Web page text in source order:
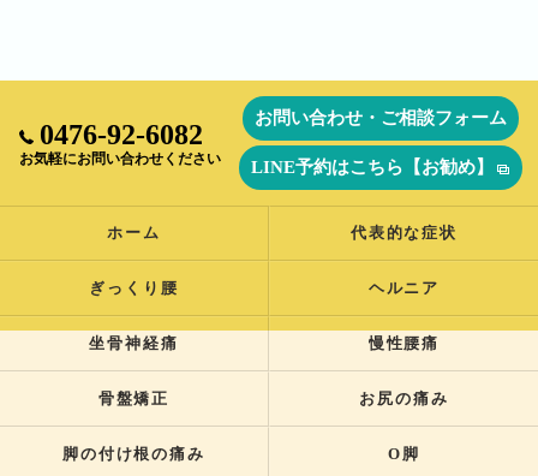
0476-92-6082
お気軽にお問い合わせください
お問い合わせ・ご相談フォーム
LINE予約はこちら【お勧め】
ホーム 代表的な症状
ぎっくり腰 ヘルニア
坐骨神経痛 慢性腰痛
骨盤矯正 お尻の痛み
脚の付け根の痛み O脚